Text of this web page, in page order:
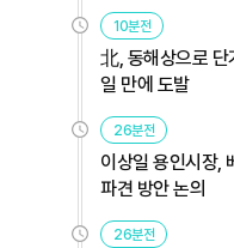
10분전
北, 동해상으로
일 만에 도발
26분전
이상일 용인시장,
파견 방안 논의
26분전